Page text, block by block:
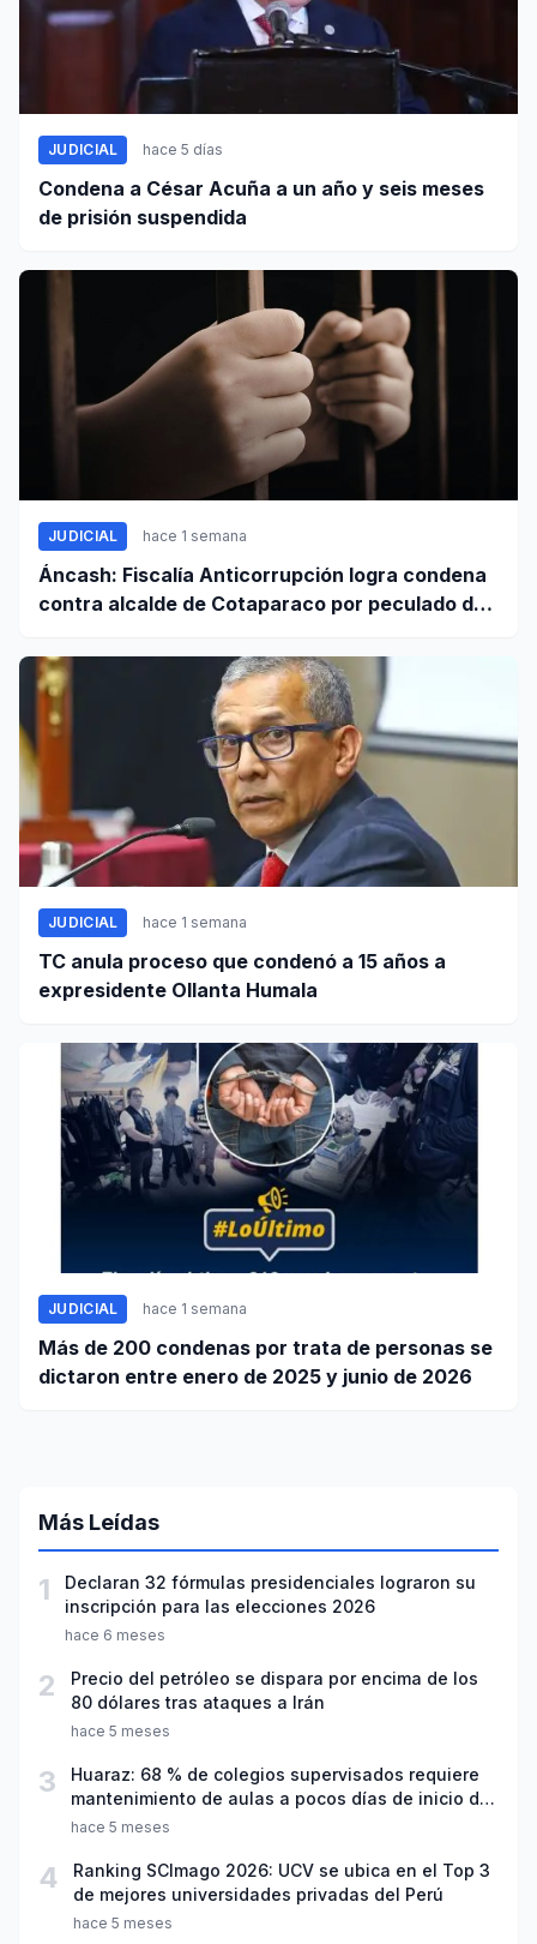
JUDICIAL hace 5 días
Condena a César Acuña a un año y seis meses
de prisión suspendida
JUDICIAL hace 1 semana
Áncash: Fiscalía Anticorrupción logra condena
contra alcalde de Cotaparaco por peculado de
JUDICIAL hace 1 semana
TC anula proceso que condenó a 15 años a
expresidente Ollanta Humala
JUDICIAL hace 1 semana
Más de 200 condenas por trata de personas se
dictaron entre enero de 2025 y junio de 2026
Más Leídas
1
Declaran 32 fórmulas presidenciales lograron su
inscripción para las elecciones 2026
hace 6 meses
2
Precio del petróleo se dispara por encima de los
80 dólares tras ataques a Irán
hace 5 meses
3
Huaraz: 68 % de colegios supervisados requiere
mantenimiento de aulas a pocos días de inicio del
año escolar 2026
hace 5 meses
4
Ranking SCImago 2026: UCV se ubica en el Top 3
de mejores universidades privadas del Perú
hace 5 meses